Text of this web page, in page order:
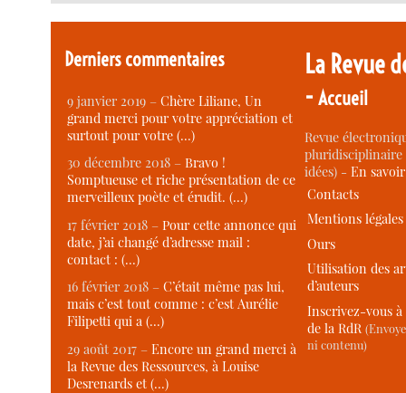
Derniers commentaires
9 janvier 2019 –Chère Liliane, Un
grand merci pour votre appréciation et
surtout pour votre (…)
30 décembre 2018 –Bravo !
Somptueuse et riche présentation de ce
merveilleux poète et érudit. (…)
17 février 2018 –Pour cette annonce qui
date, j’ai changé d’adresse mail :
contact : (…)
16 février 2018 –C’était même pas lui,
mais c’est tout comme : c’est Aurélie
Filipetti qui a (…)
29 août 2017 –Encore un grand merci à
la Revue des Ressources, à Louise
Desrenards et (…)
La Revue
-Accueil
Revue
idées) -En
Contacts
Mentions légales
Ours
Utilisation des
d’auteurs
Inscrivez-vous
de la RdR
ni contenu)